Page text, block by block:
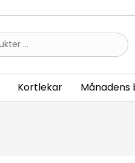
Kortlekar Månadens